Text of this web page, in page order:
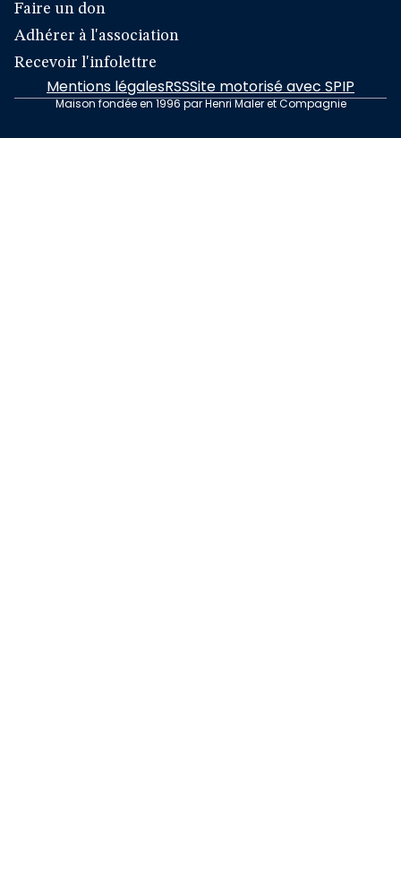
Faire un don
Adhérer à l'association
Recevoir l'infolettre
Mentions légalesRSSSite motorisé avec SPIP
Maison fondée en 1996 par Henri Maler et Compagnie